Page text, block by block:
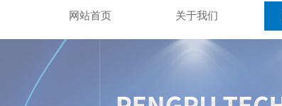
网站首页 关于我们